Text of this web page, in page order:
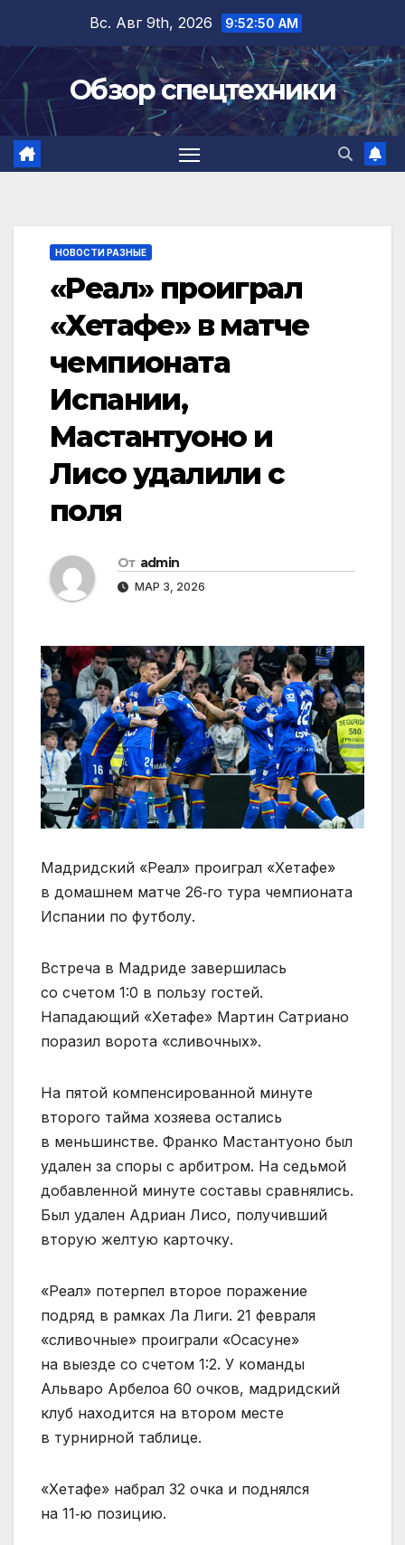
содержимому
Вс. Авг 9th, 2026 9:52:51 AM
Обзор спецтехники
НОВОСТИ РАЗНЫЕ
«Реал» проиграл
«Хетафе» в матче
чемпионата
Испании,
Мастантуоно и
Лисо удалили с
поля
От admin
МАР 3, 2026
Мадридский «Реал» проиграл «Хетафе»
в домашнем матче 26‑го тура чемпионата
Испании по футболу.
Встреча в Мадриде завершилась
со счетом 1:0 в пользу гостей.
Нападающий «Хетафе» Мартин Сатриано
поразил ворота «сливочных».
На пятой компенсированной минуте
второго тайма хозяева остались
в меньшинстве. Франко Мастантуоно был
удален за споры с арбитром. На седьмой
добавленной минуте составы сравнялись.
Был удален Адриан Лисо, получивший
вторую желтую карточку.
«Реал» потерпел второе поражение
подряд в рамках Ла Лиги. 21 февраля
«сливочные» проиграли «Осасуне»
на выезде со счетом 1:2. У команды
Альваро Арбелоа 60 очков, мадридский
клуб находится на втором месте
в турнирной таблице.
«Хетафе» набрал 32 очка и поднялся
на 11‑ю позицию.